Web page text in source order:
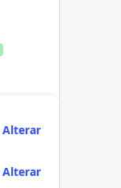
Alterar
Alterar